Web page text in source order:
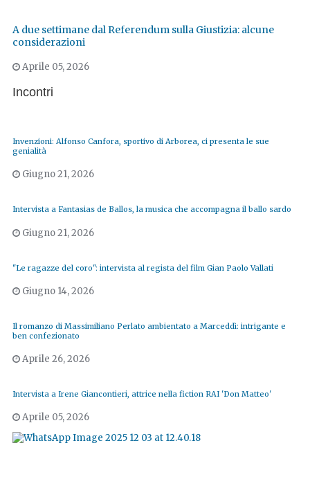
A due settimane dal Referendum sulla Giustizia: alcune
considerazioni
Aprile 05, 2026
Incontri
Invenzioni: Alfonso Canfora, sportivo di Arborea, ci presenta le sue
genialità
Giugno 21, 2026
Intervista a Fantasias de Ballos, la musica che accompagna il ballo sardo
Giugno 21, 2026
"Le ragazze del coro": intervista al regista del film Gian Paolo Vallati
Giugno 14, 2026
Il romanzo di Massimiliano Perlato ambientato a Marceddì: intrigante e
ben confezionato
Aprile 26, 2026
Intervista a Irene Giancontieri, attrice nella fiction RAI 'Don Matteo'
Aprile 05, 2026